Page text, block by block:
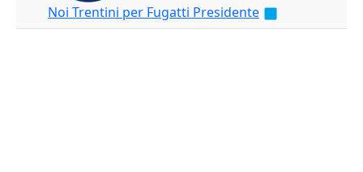
Noi Trentini per Fugatti Presidente